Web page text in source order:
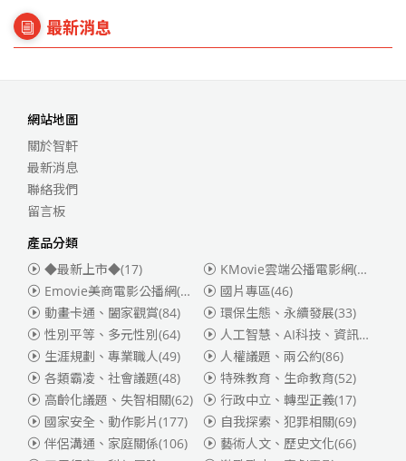
最新消息
網站地圖
關於智軒
最新消息
聯絡我們
留言板
產品分類
◆最新上市◆(17)
KMovie雲端公播電影網(迪士尼、福斯、索尼)
Emovie美商電影公播網(華納)
(186)
國片專區(46)
動畫卡通、闔家觀賞(84) 環保生態、永續發展(33)
性別平等、多元性別(64) 人工智慧、AI科技、資訊安全
生涯規劃、專業職人(49) 人權議題、兩公約(86)
各類霸凌、社會議題(48) 特殊教育、生命教育(52)
高齡化議題、失智相關(62) 行政中立、轉型正義(17)
國家安全、動作影片(177) 自我探索、犯罪相關(69)
伴侶溝通、家庭關係(106) 藝術人文、歷史文化(66)